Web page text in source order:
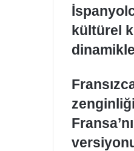
kültürel